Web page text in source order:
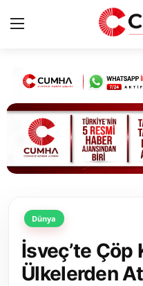
Kurumsal
Cumhurbaşkanlığı
Bakanlıklar
Siyasi Partiler
Yerel Yönetimler
Dünya
İsveç’te Çöp
Ülkelerden